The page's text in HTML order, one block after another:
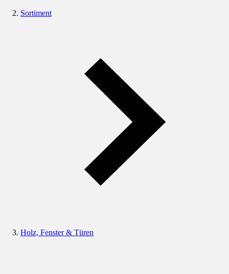
Sortiment
Holz, Fenster & Türen